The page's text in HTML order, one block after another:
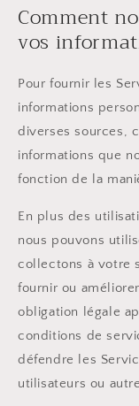
Comment
vos
Pour fournir les
informations
diverses sources,
informations que
fonction de la
En plus des
nous pouvons
collectons à votre
fournir ou
obligation légale
conditions de
défendre les
utilisateurs ou